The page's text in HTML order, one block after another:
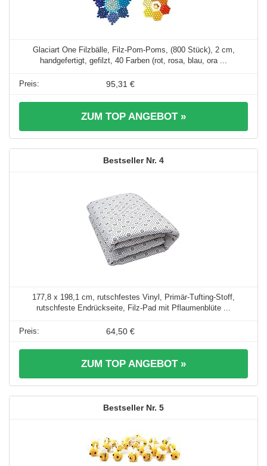
Glaciart One Filzbälle, Filz-Pom-Poms, (800 Stück), 2 cm,
handgefertigt, gefilzt, 40 Farben (rot, rosa, blau, ora ...
95,31 €
ZUM TOP ANGEBOT »
4
177,8 x 198,1 cm, rutschfestes Vinyl, Primär-Tufting-Stoff,
rutschfeste Endrückseite, Filz-Pad mit Pflaumenblüte ...
64,50 €
ZUM TOP ANGEBOT »
5